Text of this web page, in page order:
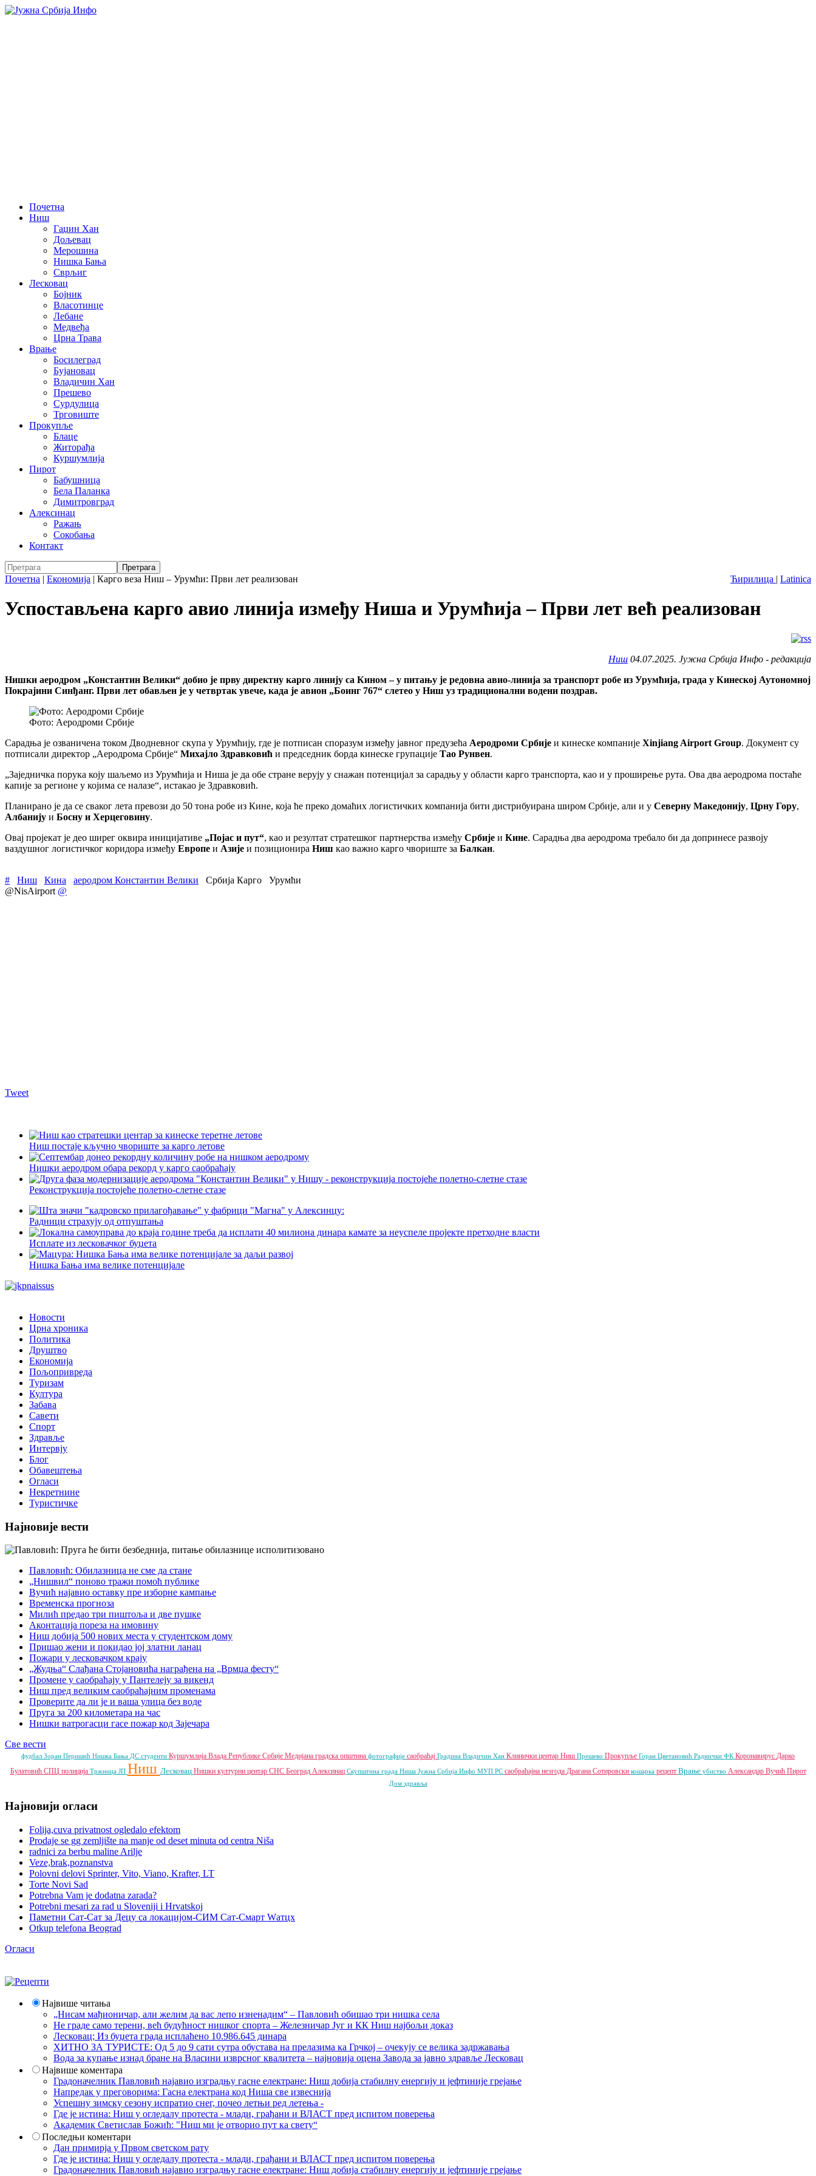
Почетна
Ниш
Гаџин Хан
Дољевац
Мерошина
Нишка Бања
Сврљиг
Лесковац
Бојник
Власотинце
Лебане
Медвеђа
Црна Трава
Врање
Босилеград
Бујановац
Владичин Хан
Прешево
Сурдулица
Трговиште
Прокупље
Блаце
Житорађа
Куршумлија
Пирот
Бабушница
Бела Паланка
Димитровград
Алексинац
Ражањ
Сокобања
Контакт
Ћирилица | Latinica
Почетна | Економија | Карго веза Ниш – Урумћи: Први лет реализован
Успостављена карго авио линија између Ниша и Урумћија – Први лет већ реализован
Ниш 04.07.2025. Јужна Србија Инфо - редакција
Нишки аеродром „Константин Велики“ добио је прву директну карго линију са Кином – у питању је редовна авио-линија за транспорт робе из Урумћија, града у Кинеској Аутономној
Покрајини Синђанг. Први лет обављен је у четвртак увече, када је авион „Боинг 767“ слетео у Ниш уз традиционални водени поздрав.
Фото: Аеродроми Србије
Сарадња је озваничена током Дводневног скупа у Урумћију, где је потписан споразум између јавног предузећа Аеродроми Србије и кинеске компаније Xinjiang Airport Group. Документ су
потписали директор „Аеродрома Србије“ Михајло Здравковић и председник борда кинеске групације Тао Рунвен.
„Заједничка порука коју шаљемо из Урумћија и Ниша је да обе стране верују у снажан потенцијал за сарадњу у области карго транспорта, као и у проширење рута. Ова два аеродрома постаће
капије за регионе у којима се налазе“, истакао је Здравковић.
Планирано је да се сваког лета превози до 50 тона робе из Кине, која ће преко домаћих логистичких компанија бити дистрибуирана широм Србије, али и у Северну Македонију, Црну Гору,
Албанију и Босну и Херцеговину.
Овај пројекат је део ширег оквира иницијативе „Појас и пут“, као и резултат стратешког партнерства између Србије и Кине. Сарадња два аеродрома требало би да допринесе развоју
ваздушног логистичког коридора између Европе и Азије и позиционира Ниш као важно карго чвориште за Балкан.
# Ниш Кина аеродром Константин Велики Србија Карго
Урумћи
@NisAirport @
Tweet
Ниш постаје кључно чвориште за карго летове
Нишки аеродром обара рекорд у карго саобраћају
Реконструкција постојеће полетно-слетне стазе
Радници страхују од отпуштања
Исплате из лесковачког буџета
Нишка Бања има велике потенцијале
Новости
Црна хроника
Политика
Друштво
Економија
Пољопривреда
Туризам
Култура
Забава
Савети
Спорт
Здравље
Интервју
Блог
Обавештења
Огласи
Некретнине
Туристичке
Најновије вести
Павловић: Обилазница не сме да стане
„Нишвил“ поново тражи помоћ публике
Вучић најавио оставку пре изборне кампање
Временска прогноза
Милић предао три пиштоља и две пушке
Аконтација пореза на имовину
Ниш добија 500 нових места у студентском дому
Пришао жени и покидао јој златни ланац
Пожари у лесковачком крају
„Жудња“ Слађана Стојановића награђена на „Врмџа фесту“
Промене у саобраћају у Пантелеју за викенд
Ниш пред великим саобраћајним променама
Проверите да ли је и ваша улица без воде
Пруга за 200 километара на час
Нишки ватрогасци гасе пожар код Зајечара
Све вести
фудбал Зоран Перишић Нишка Бања ДС студенти Куршумлија Влада Републике Србије Медијана градска општина фотографије саобраћај Градина Владичин Хан Клинички центар Ниш Прешево Прокупље Горан Цветановић Раднички ФК Коронавирус Дарко
Булатовић СПЦ полиција Тржница ЈП Ниш Лесковац Нишки културни центар СНС Београд Алексинац Скупштина града Ниша Јужна Србија Инфо МУП РС саобраћајна незгода Драгана Сотировски кошарка рецепт Врање убиство Александар Вучић Пирот
Дом здравља
Најновији огласи
Folija,cuva privatnost ogledalo efektom
Prodaje se gg zemljište na manje od deset minuta od centra Niša
radnici za berbu maline Arilje
Veze,brak,poznanstva
Polovni delovi Sprinter, Vito, Viano, Krafter, LT
Torte Novi Sad
Potrebna Vam je dodatna zarada?
Potrebni mesari za rad u Sloveniji i Hrvatskoj
Паметни Сат-Сат за Децу са локацијом-СИМ Сат-Смарт Wатцх
Otkup telefona Beograd
Огласи
Највише читања
„Нисам мађионичар, али желим да вас лепо изненадим“ – Павловић обишао три нишка села
Не граде само терени, већ будућност нишког спорта – Железничар Југ и КК Ниш најбољи доказ
Лесковац; Из буџета града исплаћено 10.986.645 динара
ХИТНО ЗА ТУРИСТЕ: Од 5 до 9 сати сутра обустава на прелазима ка Грчкој – очекују се велика задржавања
Вода за купање изнад бране на Власини изврсног квалитета – најновија оцена Завода за јавно здравље Лесковац
Највише коментара
Градоначелник Павловић најавио изградњу гасне електране: Ниш добија стабилну енергију и јефтиније грејање
Напредак у преговорима: Гасна електрана код Ниша све извеснија
Успешну зимску сезону испратио снег, почео летњи ред летења -
Где је истина: Ниш у огледалу протеста - млади, грађани и ВЛАСТ пред испитом поверења
Академик Светислав Божић: "Ниш ми је отворио пут ка свету“
Последњи коментари
Дан примирја у Првом светском рату
Где је истина: Ниш у огледалу протеста - млади, грађани и ВЛАСТ пред испитом поверења
Градоначелник Павловић најавио изградњу гасне електране: Ниш добија стабилну енергију и јефтиније грејање